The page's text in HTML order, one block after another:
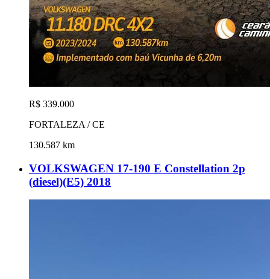
R$ 339.000
FORTALEZA / CE
130.587 km
VOLKSWAGEN 17-190 E Constellation 2p
(diesel)(E5) 2018